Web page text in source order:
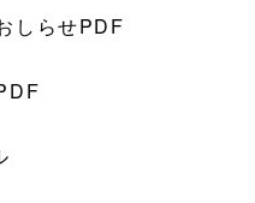
しらせPDF